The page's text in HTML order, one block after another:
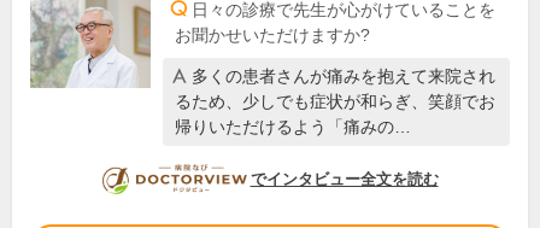
日々の診療で先生が心がけていることを
お聞かせいただけますか?
多くの患者さんが痛みを抱えて来院され
るため、少しでも症状が和らぎ、笑顔でお
帰りいただけるよう「痛みの…
DOCTORVIEW
でインタビュー全文を読む